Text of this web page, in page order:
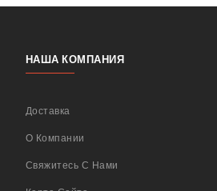
НАША КОМПАНИЯ
Доставка
О Компании
Свяжитесь С Нами